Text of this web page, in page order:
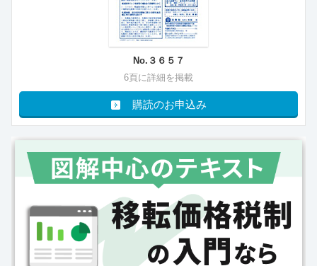
No.３６５７
6頁に詳細を掲載
購読のお申込み